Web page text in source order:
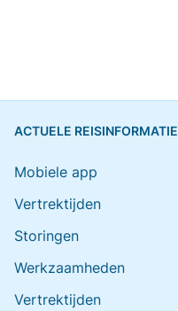
ACTUELE REISINFORMATIE
Mobiele app
Vertrektijden
Storingen
Werkzaamheden
Vertrektijden